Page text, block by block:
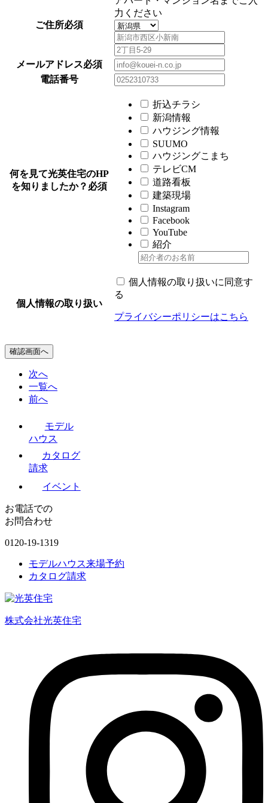
ご住所必須
力ください
メールアドレス必須
電話番号
何を見て光英住宅のHP
を知りましたか？ 必須
折込チラシ
新潟情報
ハウジング情報
SUUMO
ハウジングこまち
テレビCM
道路看板
建築現場
Instagram
Facebook
YouTube
紹介
個人情報の取り扱い
個人情報の取り扱いに同意す
る
プライバシーポリシーはこちら
確認画面へ
次へ
一覧へ
前へ
モデル
ハウス
カタログ
請求
イベント
お電話での
お問合わせ
0120-19-1319
モデルハウス来場予約
カタログ請求
株式会社光英住宅